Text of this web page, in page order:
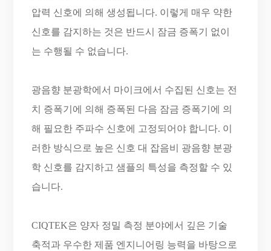
압력 신호에 의해 생성됩니다. 이렇게 매우 약한
신호를 감지하는 것은 반드시 잠금 증폭기 없이
는 수행될 수 없습니다.
광음향 분광학에서 마이크에서 수집된 신호는 전
치 증폭기에 의해 증폭된 다음 잠금 증폭기에 의
해 필요한 주파수 신호에 고정되어야 합니다. 이
러한 방식으로 높은 신호 대 잡음비 광음향 분광
학 신호를 감지하고 샘플의 특성을 측정할 수 있
습니다.
CIQTEK은 양자 정밀 측정 분야에서 깊은 기술
축적과 우수한 제품 엔지니어링 능력을 바탕으로